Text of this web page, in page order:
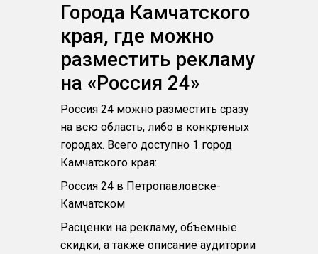
Города Камчатского
края, где можно
разместить рекламу
на «Россия 24»
Россия 24 можно разместить сразу
на всю область, либо в конкртеных
городах. Всего доступно 1 город
Камчатского края:
Россия 24 в Петропавловске-
Камчатском
Расценки на рекламу, объемные
скидки, а также описание аудитории